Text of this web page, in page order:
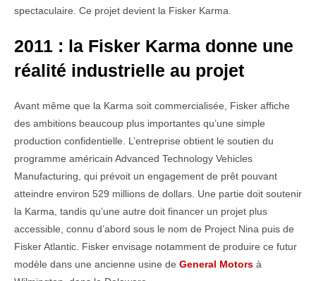
spectaculaire. Ce projet devient la Fisker Karma.
2011 : la Fisker Karma donne une
réalité industrielle au projet
Avant même que la Karma soit commercialisée, Fisker affiche
des ambitions beaucoup plus importantes qu’une simple
production confidentielle. L’entreprise obtient le soutien du
programme américain Advanced Technology Vehicles
Manufacturing, qui prévoit un engagement de prêt pouvant
atteindre environ 529 millions de dollars. Une partie doit soutenir
la Karma, tandis qu’une autre doit financer un projet plus
accessible, connu d’abord sous le nom de Project Nina puis de
Fisker Atlantic. Fisker envisage notamment de produire ce futur
modèle dans une ancienne usine de General Motors à